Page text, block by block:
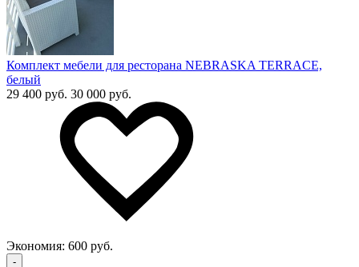
Комплект мебели для ресторана NEBRASKA TERRACE,
белый
29 400 руб. 30 000 руб.
Экономия: 600 руб.
-